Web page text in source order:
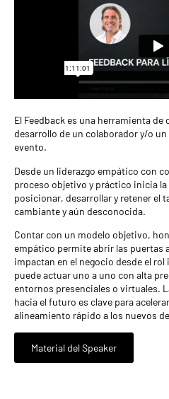
El Feedback es una herramienta
desarrollo de un colaborador y/o
evento.
Desde un liderazgo empático con
proceso objetivo y práctico inicia
posicionar, desarrollar y retener el
cambiante y aún desconocida.
Contar con un modelo objetivo,
empático permite abrir las puertas
impactan en el negocio desde el
puede actuar uno a uno con alta
entornos presenciales o virtuales.
hacia el futuro es clave para
alineamiento rápido a los nuevos
Material del Speaker